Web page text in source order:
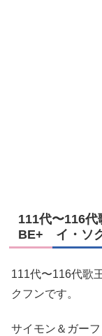
111代〜116
BE+ イ・ソ
111代〜116代歌
クフンです。
サイモン＆ガー